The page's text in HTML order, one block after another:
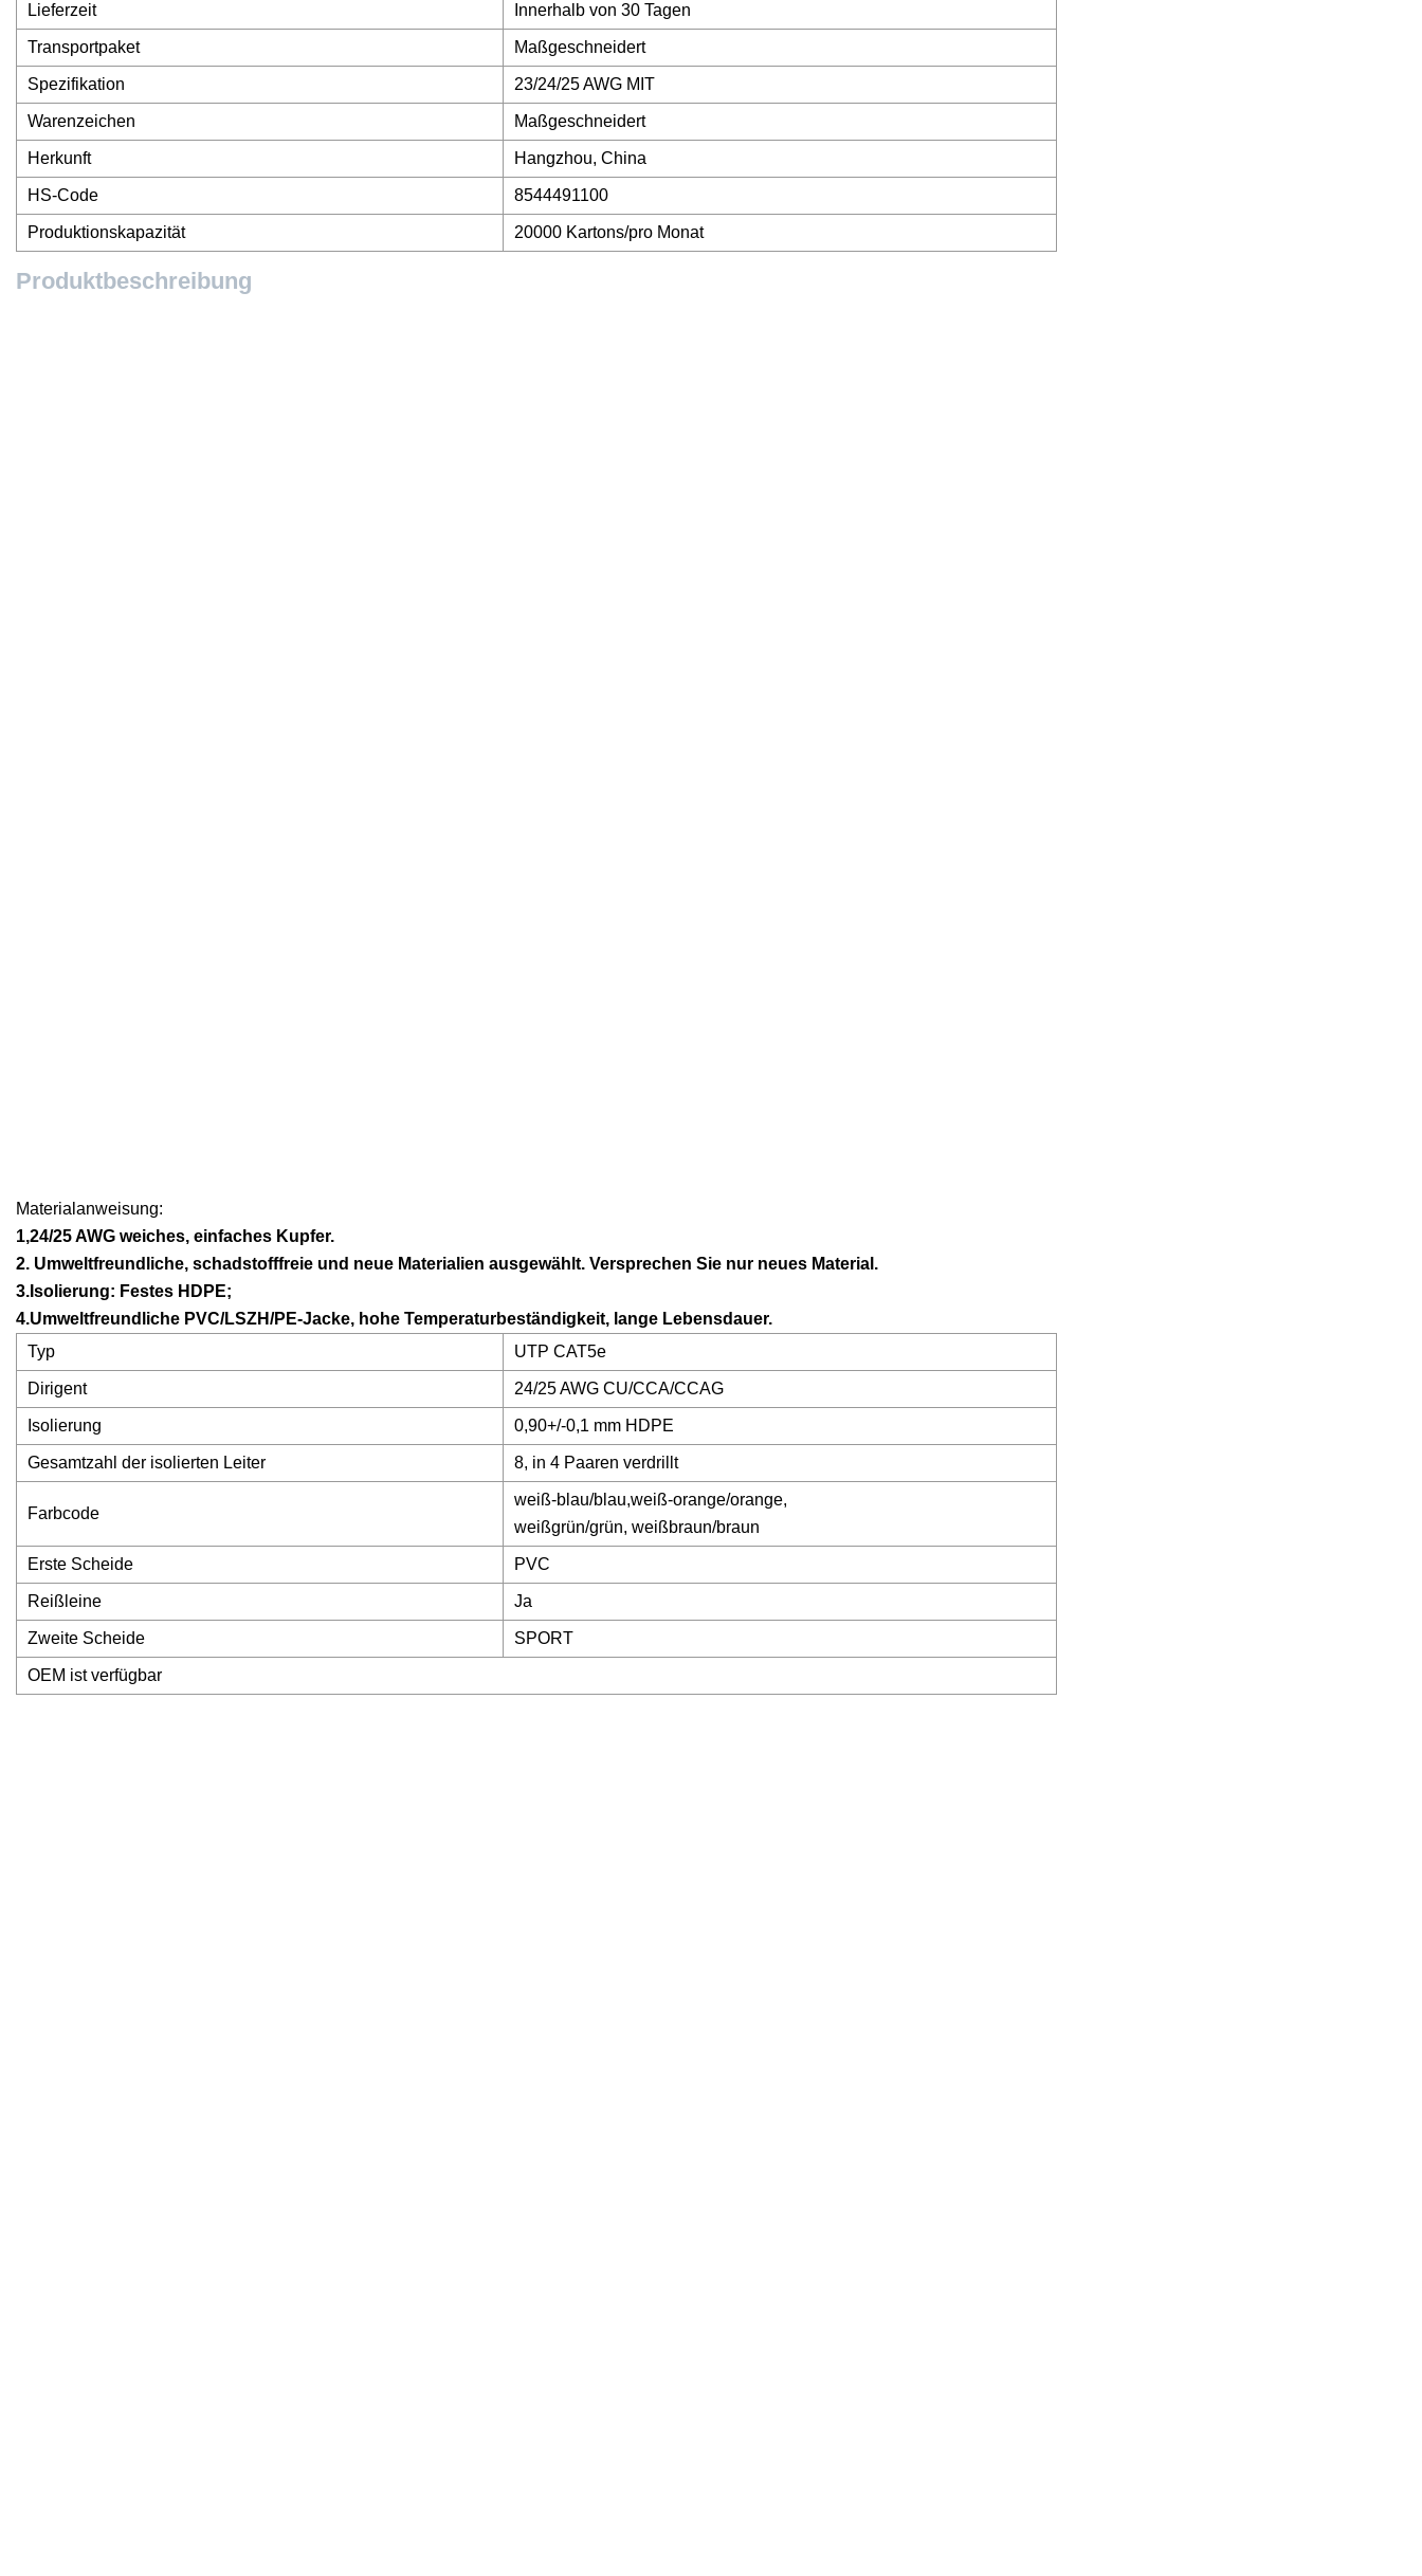
Lieferzeit Innerhalb von 30 Tagen
Transportpaket Maßgeschneidert
Spezifikation 23/24/25 AWG MIT
Warenzeichen Maßgeschneidert
Herkunft Hangzhou, China
HS-Code 8544491100
Produktionskapazität 20000 Kartons/pro Monat
Produktbeschreibung
Materialanweisung:
1,24/25 AWG weiches, einfaches Kupfer.
2. Umweltfreundliche, schadstofffreie und neue Materialien ausgewählt. Versprechen Sie nur neues Material.
3.Isolierung: Festes HDPE;
4.Umweltfreundliche PVC/LSZH/PE-Jacke, hohe Temperaturbeständigkeit, lange Lebensdauer.
Typ
UTP CAT5e
Dirigent 24/25 AWG CU/CCA/CCAG
Isolierung 0,90+/-0,1 mm HDPE
Gesamtzahl der isolierten Leiter 8, in 4 Paaren verdrillt
Farbcode
weiß-blau/blau,weiß-orange/orange,
weißgrün/grün, weißbraun/braun
Erste Scheide PVC
Reißleine Ja
Zweite Scheide SPORT
OEM ist verfügbar